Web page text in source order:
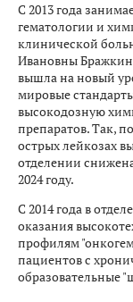
С 2013 года
гематологии и
клинической
Ивановны
вышла на новый
мировые
высокодозную
препаратов. Так,
острых лейкозах
отделении снижена
2024 году.
С 2014 года в
оказания
профилям
пациентов с
образовательные